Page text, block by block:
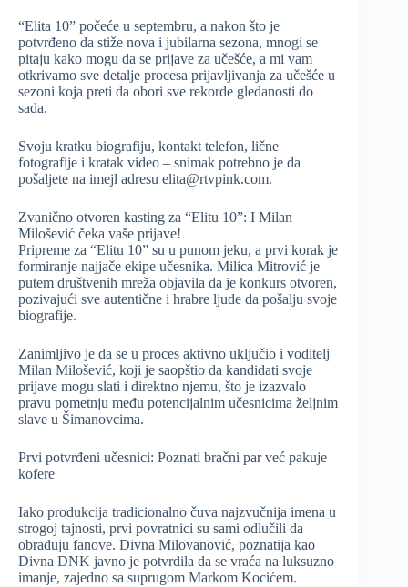
“Elita 10” počeće u septembru, a nakon što je
potvrđeno da stiže nova i jubilarna sezona, mnogi se
pitaju kako mogu da se prijave za učešće, a mi vam
otkrivamo sve detalje procesa prijavljivanja za učešće u
sezoni koja preti da obori sve rekorde gledanosti do
sada.
Svoju kratku biografiju, kontakt telefon, lične
fotografije i kratak video – snimak potrebno je da
pošaljete na imejl adresu elita@rtvpink.com.
Zvanično otvoren kasting za “Elitu 10”: I Milan
Milošević čeka vaše prijave!
Pripreme za “Elitu 10” su u punom jeku, a prvi korak je
formiranje najjače ekipe učesnika. Milica Mitrović je
putem društvenih mreža objavila da je konkurs otvoren,
pozivajući sve autentične i hrabre ljude da pošalju svoje
biografije.
Zanimljivo je da se u proces aktivno uključio i voditelj
Milan Milošević, koji je saopštio da kandidati svoje
prijave mogu slati i direktno njemu, što je izazvalo
pravu pometnju među potencijalnim učesnicima željnim
slave u Šimanovcima.
Prvi potvrđeni učesnici: Poznati bračni par već pakuje
kofere
Iako produkcija tradicionalno čuva najzvučnija imena u
strogoj tajnosti, prvi povratnici su sami odlučili da
obraduju fanove. Divna Milovanović, poznatija kao
Divna DNK javno je potvrdila da se vraća na luksuzno
imanje, zajedno sa suprugom Markom Kocićem.